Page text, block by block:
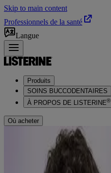
Skip to main content
Professionnels de la santé
Langue
Produits
SOINS BUCCODENTAIRES
À PROPOS DE LISTERINE®
Où acheter